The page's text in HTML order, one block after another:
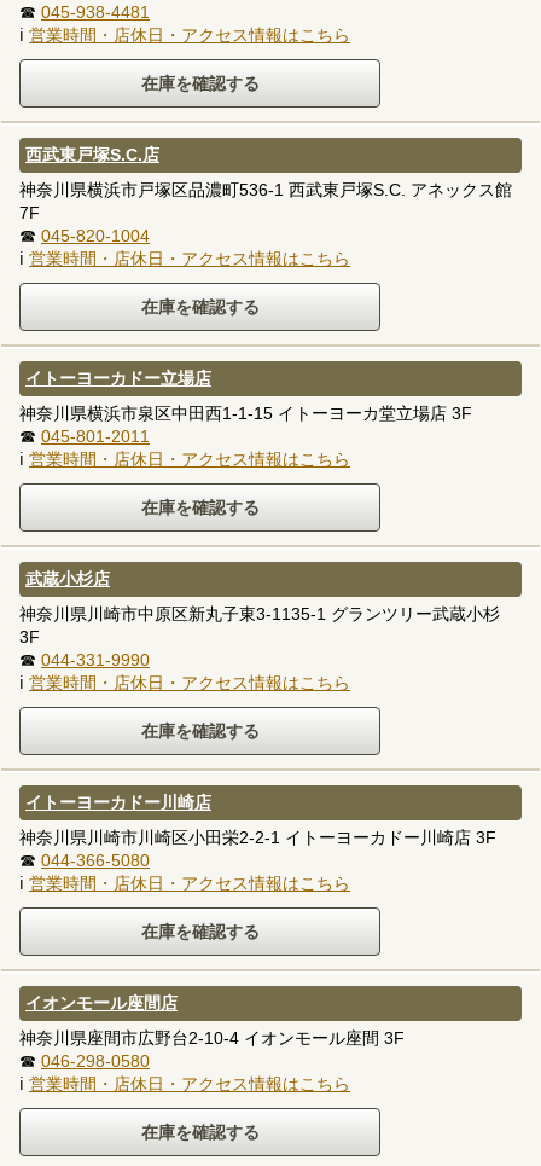
☎ 045-938-4481
ℹ 営業時間・店休日・アクセス情報はこちら
西武東戸塚S.C.店
神奈川県横浜市戸塚区品濃町536-1 西武東戸塚S.C. アネックス館
7F
☎ 045-820-1004
ℹ 営業時間・店休日・アクセス情報はこちら
イトーヨーカドー立場店
神奈川県横浜市泉区中田西1-1-15 イトーヨーカ堂立場店 3F
☎ 045-801-2011
ℹ 営業時間・店休日・アクセス情報はこちら
武蔵小杉店
神奈川県川崎市中原区新丸子東3-1135-1 グランツリー武蔵小杉
3F
☎ 044-331-9990
ℹ 営業時間・店休日・アクセス情報はこちら
イトーヨーカドー川崎店
神奈川県川崎市川崎区小田栄2-2-1 イトーヨーカドー川崎店 3F
☎ 044-366-5080
ℹ 営業時間・店休日・アクセス情報はこちら
イオンモール座間店
神奈川県座間市広野台2-10-4 イオンモール座間 3F
☎ 046-298-0580
ℹ 営業時間・店休日・アクセス情報はこちら